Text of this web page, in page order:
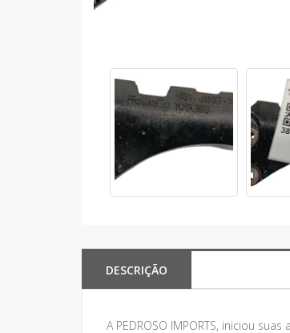
DESCRIÇÃO
A PEDROSO IMPORTS, iniciou